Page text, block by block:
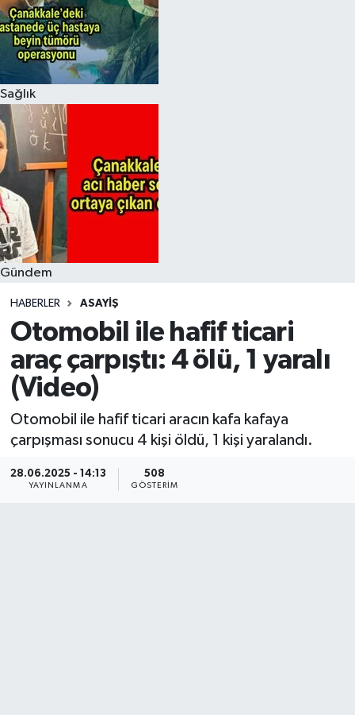
Sağlık
Gündem
HABERLER ASAYIŞ
Otomobil ile hafif ticari
araç çarpıştı: 4 ölü, 1 yaralı
(Video)
Otomobil ile hafif ticari aracın kafa kafaya
çarpışması sonucu 4 kişi öldü, 1 kişi yaralandı.
28.06.2025 - 14:13
YAYINLANMA
508
GÖSTERIM